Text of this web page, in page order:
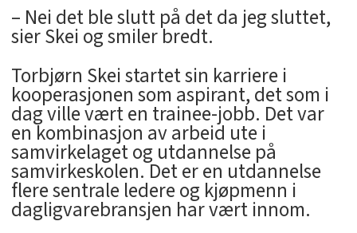
– Nei det ble slutt på det da jeg sluttet,
sier Skei og smiler bredt.
Torbjørn Skei startet sin karriere i
kooperasjonen som aspirant, det som i
dag ville vært en trainee-jobb. Det var
en kombinasjon av arbeid ute i
samvirkelaget og utdannelse på
samvirkeskolen. Det er en utdannelse
flere sentrale ledere og kjøpmenn i
dagligvarebransjen har vært innom.